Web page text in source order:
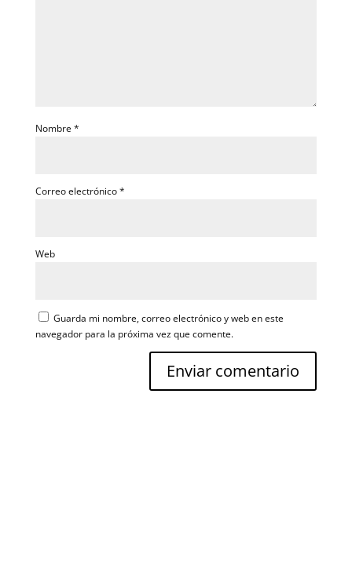
Nombre *
Correo electrónico*
Web
Guarda mi nombre, correo electrónico y web en este
navegador para la próxima vez que comente.